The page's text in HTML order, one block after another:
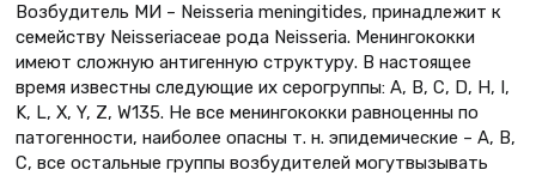
Возбудитель МИ – Neisseria meningitides, принадлежит к
семейству Neisseriaсеае рода Neisseria. Менингококки
имеют сложную антигенную структуру. В настоящее
время известны следующие их серогруппы: А, В, С, D, H, I,
K, L, X, Y, Z, W135. Не все менингококки равноценны по
патогенности, наиболее опасны т. н. эпидемические – А, В,
С, все остальные группы возбудителей могутвызывать